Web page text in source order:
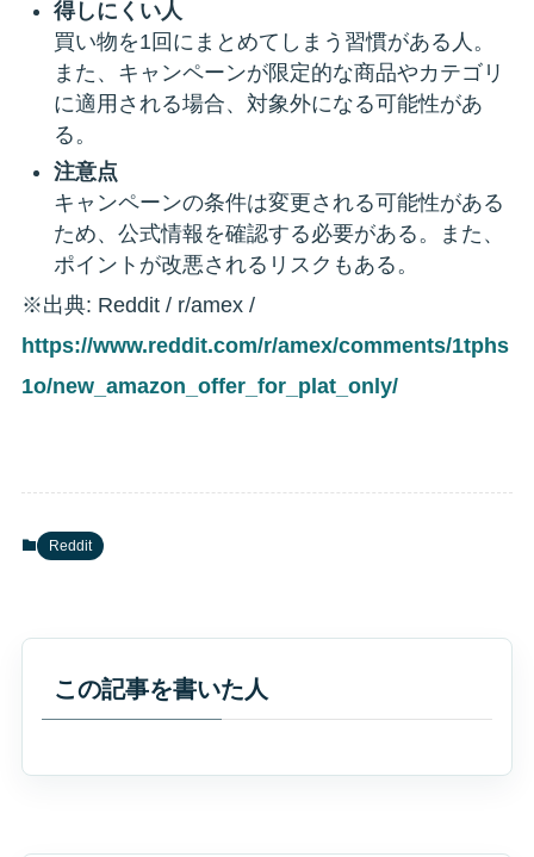
得しにくい人
買い物を1回にまとめてしまう習慣がある人。
また、キャンペーンが限定的な商品やカテゴリ
に適用される場合、対象外になる可能性があ
る。
注意点
キャンペーンの条件は変更される可能性がある
ため、公式情報を確認する必要がある。また、
ポイントが改悪されるリスクもある。
※出典: Reddit / r/amex /
https://www.reddit.com/r/amex/comments/1tphs
1o/new_amazon_offer_for_plat_only/
Reddit
この記事を書いた人